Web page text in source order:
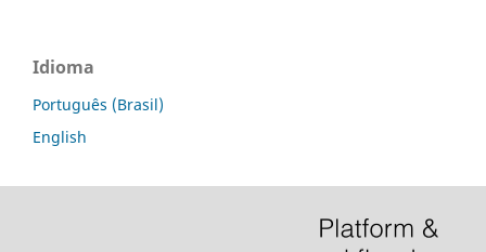
Idioma
Português (Brasil)
English